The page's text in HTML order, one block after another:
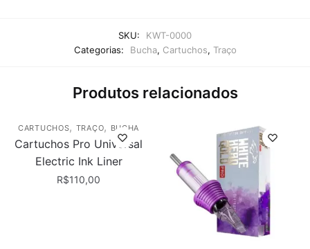
SKU:
KWT-0000
Categorias:
Bucha, Cartuchos, Traço
Produtos relacionados
CARTUCHOS, TRAÇO, BUCHA
Cartuchos Pro Universal
Electric Ink Liner
R$110,00